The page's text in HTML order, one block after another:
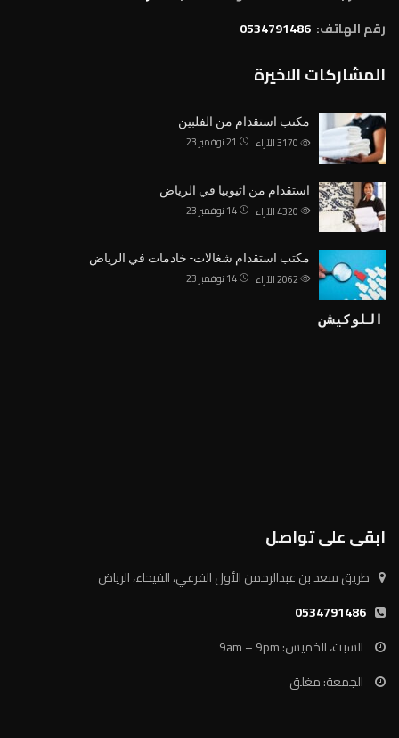
رقم الهاتف: 0534791486
المشاركات الاخيرة
مكتب استقدام من الفلبين
21 نوفمبر 23 الآراء
استقدام من اثيوبيا في الرياض
14 نوفمبر 23 الآراء
مكتب استقدام شغالات- خادمات في الرياض
14 نوفمبر 23 الآراء
اللوكيشن
ابقى على تواصل
طريق سعد بن عبدالرحمن الأول الفرعي، الفيحاء، الرياض
0534791486
السبت، الخميس: 9am – 9pm
الجمعة: مغلق